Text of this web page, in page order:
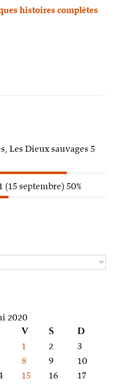
histoires complètes
Les Dieux sauvages 5
(15 septembre) 50%
2020
V S D
1 2
3
8 9
10
15 16
17